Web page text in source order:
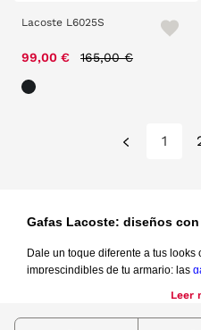
Lacoste L6025S
99,00 € Price reduced from
165,00 €
1
Gafas Lacoste: diseños
Dale un toque diferente a tus
imprescindibles de tu armario: las
también los complementos, entre
Diseños muy elegantes y
Leer